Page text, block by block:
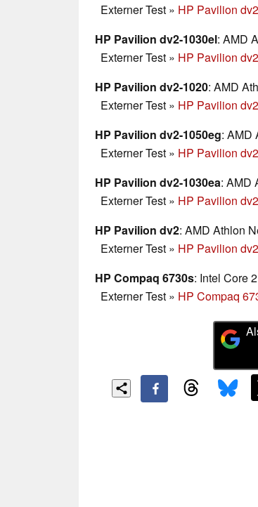
Externer Test » HP Pavilion
HP Pavilion dv2-1030el: AMD
Externer Test » HP Pavilion
HP Pavilion dv2-1020: AMD
Externer Test » HP Pavilion
HP Pavilion dv2-1050eg: AMD
Externer Test » HP Pavilion
HP Pavilion dv2-1030ea: AMD
Externer Test » HP Pavilion
HP Pavilion dv2: AMD Athlon
Externer Test » HP Pavilion dv2
HP Compaq 6730s: Intel Core
Externer Test » HP Compaq